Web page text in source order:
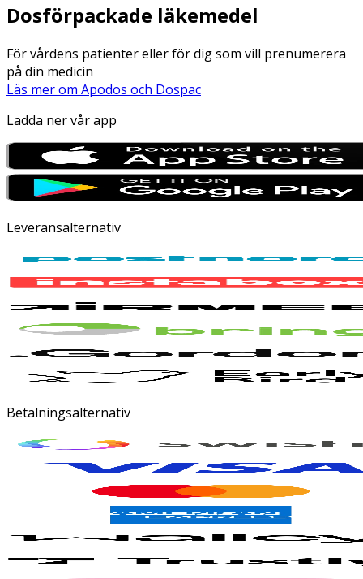
Dosförpackade läkemedel
För vårdens patienter eller för dig som vill prenumerera
på din medicin
Läs mer om Apodos och Dospac
Ladda ner vår app
Leveransalternativ
Betalningsalternativ